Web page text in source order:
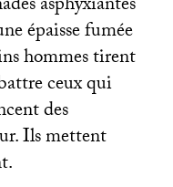
asphyxiantes
épaisse fumée
hommes tirent
ceux qui
des
Ils mettent